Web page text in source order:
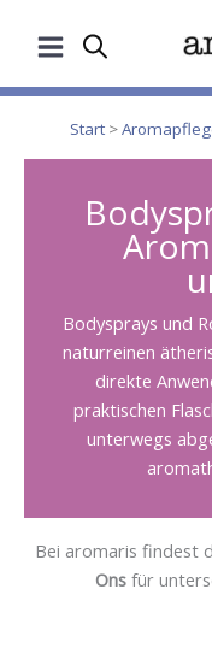
Inhalt
Start>
Bodysprays und
naturreinen
direkte
praktischen
unterwegs
Bei aromaris findest
Onsfür